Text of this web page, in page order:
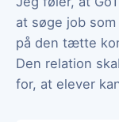
at søge job
på den tætte
Den relation
for, at elever